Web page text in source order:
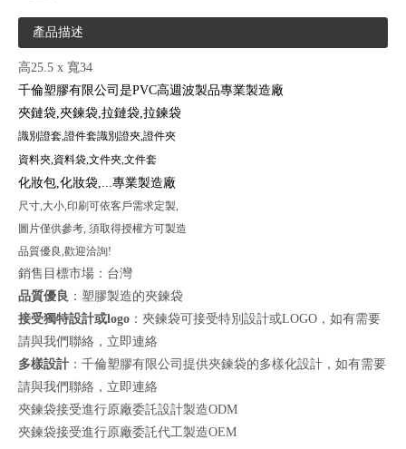
產品描述
高25.5 x 寬34
千倫塑膠有限公司是PVC高週波製品專業製造廠
夾鏈袋,夾鍊袋,拉鏈袋,拉鍊袋
識別證套,證件套識別證夾,證件夾
資料夾,資料袋,文件夾,文件套
化妝包,化妝袋,...專業製造廠
尺寸,大小,印刷可依客戶需求定製,
圖片僅供參考, 須取得授權方可製造
品質優良,歡迎洽詢!
銷售目標市場：台灣
品質優良 ：塑膠製造的夾鍊袋
接受獨特設計或logo ：夾鍊袋可接受特別設計或LOGO，如有需要
請與我們聯絡， 立即連絡
多樣設計 ：千倫塑膠有限公司提供夾鍊袋的多樣化設計，如有需要
請與我們聯絡， 立即連絡
夾鍊袋接受進行原廠委託設計製造ODM
夾鍊袋接受進行原廠委託代工製造OEM